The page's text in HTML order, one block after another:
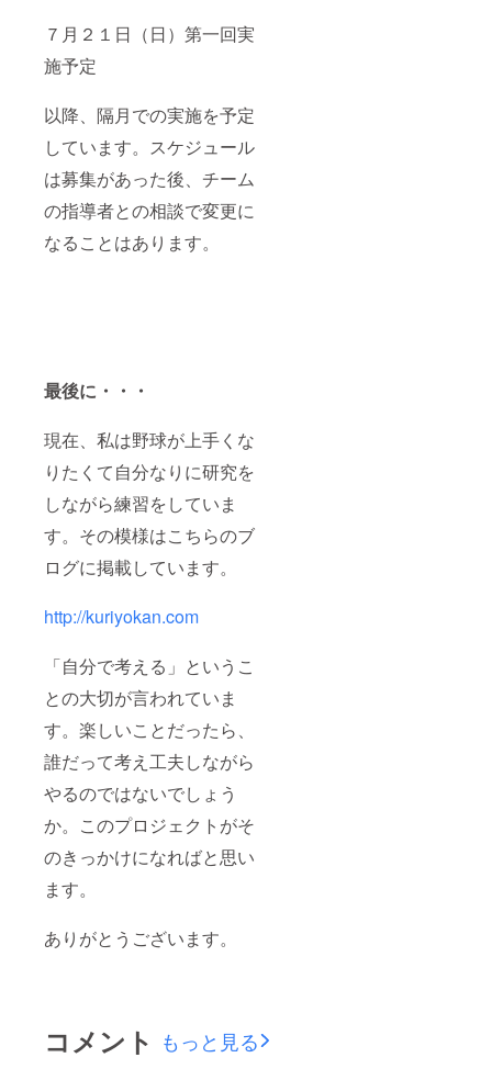
７月２１日（日）第一回実
施予定
以降、隔月での実施を予定
しています。スケジュール
は募集があった後、チーム
の指導者との相談で変更に
なることはあります。
最後に・・・
現在、私は野球が上手くな
りたくて自分なりに研究を
しながら練習をしていま
す。その模様はこちらのブ
ログに掲載しています。
http://kuriyokan.com
「自分で考える」というこ
との大切が言われていま
す。楽しいことだったら、
誰だって考え工夫しながら
やるのではないでしょう
か。このプロジェクトがそ
のきっかけになればと思い
ます。
ありがとうございます。
コメント もっと見る